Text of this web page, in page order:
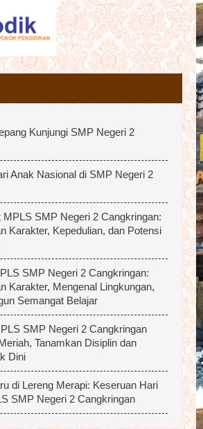
Kunjungi SMP Negeri 2
Anak Nasional di SMP Negeri 2
MPLS SMP Negeri 2 Cangkringan:
Karakter, Kepedulian, dan Potensi
SMP Negeri 2 Cangkringan:
Karakter, Mengenal Lingkungan,
Semangat Belajar
SMP Negeri 2 Cangkringan
Tanamkan Disiplin dan
Dini
di Lereng Merapi: Keseruan Hari
SMP Negeri 2 Cangkringan